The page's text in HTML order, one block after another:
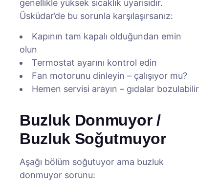
genellikle yüksek sıcaklık uyarısıdır.
Üsküdar’de bu sorunla karşılaşırsanız:
Kapının tam kapalı olduğundan emin
olun
Termostat ayarını kontrol edin
Fan motorunu dinleyin – çalışıyor mu?
Hemen servisi arayın – gıdalar bozulabilir
Buzluk Donmuyor /
Buzluk Soğutmuyor
Aşağı bölüm soğutuyor ama buzluk
donmuyor sorunu: